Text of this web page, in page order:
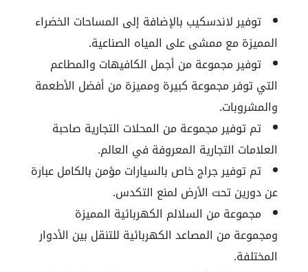
توفير لاندسكيب بالإضافة إلى المساحات الخضراء
المميزة مع ممشى على المياه الصناعية.
توفير مجموعة من أجمل الكافيهات والمطاعم
التي توفر مجموعة كبيرة ومميزة من أفضل الأطعمة
والمشروبات.
تم توفير مجموعة من المحلات التجارية صاحبة
العلامات التجارية المعروفة في العالم.
تم توفير جراج خاص بالسيارات مؤمن بالكامل عبارة
عن دورين تحت الأرض لمنع التكدس.
مجموعة من السلالم الكهربائية المميزة
ومجموعة من المصاعد الكهربائية للتنقل بين الأدوار
المختلفة.